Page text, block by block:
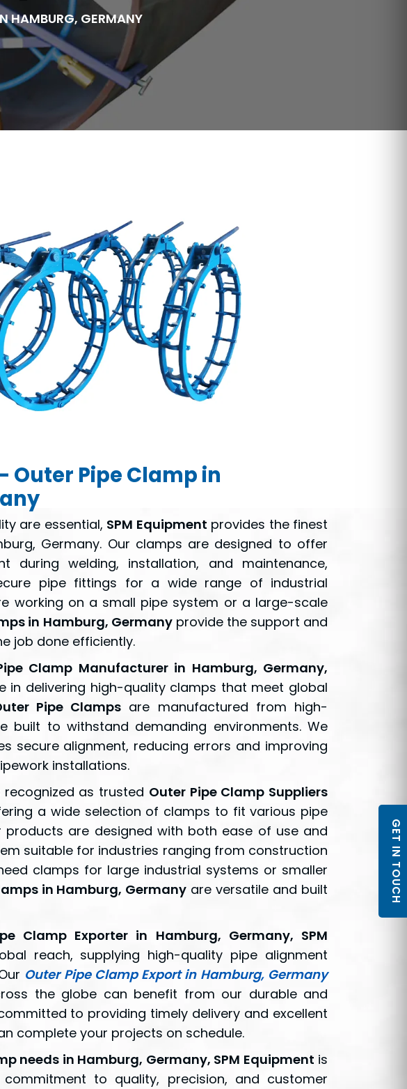
HAMBURG, GERMANY
Outer Pipe Clamp in
are essential, SPM Equipment provides the finest
Germany. Our clamps are designed to offer
during welding, installation, and maintenance,
pipe fittings for a wide range of industrial
working on a small pipe system or a large-scale
in Hamburg, Germanyprovide the support and
job done efficiently.
Clamp Manufacturer in Hamburg, Germany,
in delivering high-quality clamps that meet global
Pipe Clamps are manufactured from high-
built to withstand demanding environments. We
secure alignment, reducing errors and improving
installations.
recognized as trusted Outer Pipe Clamp Suppliers
a wide selection of clamps to fit various pipe
products are designed with both ease of use and
suitable for industries ranging from construction
clamps for large industrial systems or smaller
in Hamburg, Germany are versatile and built
Clamp Exporter in Hamburg, Germany, SPM
reach, supplying high-quality pipe alignment
Outer Pipe Clamp Export in Hamburg, Germany
the globe can benefit from our durable and
to providing timely delivery and excellent
complete your projects on schedule.
needs in Hamburg, Germany, SPM Equipment is
to quality, precision, and customer
GET IN TOUCH